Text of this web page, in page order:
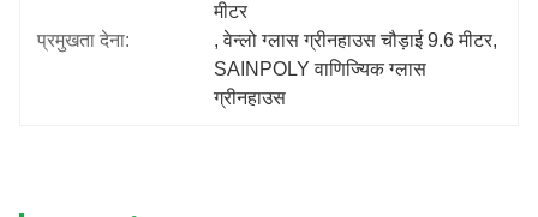
प्रमुखता देना:
मीटर
, वेन्लो ग्लास ग्रीनहाउस चौड़ाई 9.6 मीटर
SAINPOLY वाणिज्यिक ग्लास
ग्रीनहाउस